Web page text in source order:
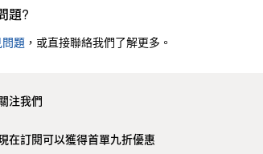
題?
題 ，或直接聯絡我們了解更多。
注我們
在訂閱可以獲得首單九折優惠